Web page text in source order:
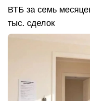
ВТБ за семь
тыс. сделок